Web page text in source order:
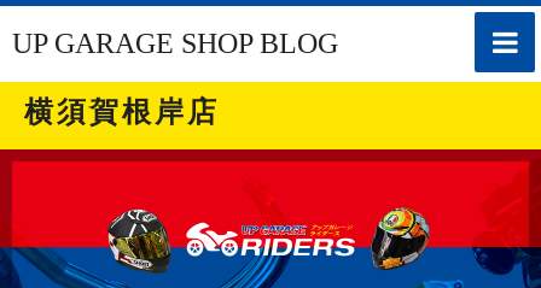
toggle
UP GARAGE SHOP BLOG
横須賀根岸店